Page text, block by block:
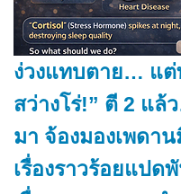
ง่วงแทบตาย… แ
สว่างโร่!” ตี 2 แล้
มา จ้องมองเพดา
เรื่องราวร้อยแปด